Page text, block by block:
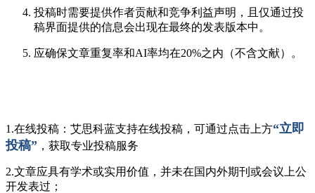
投稿时需要提供作者贡献和竞争利益声明，且仅通过投
稿界面提供的信息会出现在最终的发表版本中。
应确保文章重复率和AI率均在20%之内（不含文献）。
1.在线投稿：艾思科蓝支持在线投稿，可通过点击上方“立即
投稿” ，获取专业投稿服务
2.文章应具有学术或实用价值，并未在国内外期刊或会议上公
开发表过；